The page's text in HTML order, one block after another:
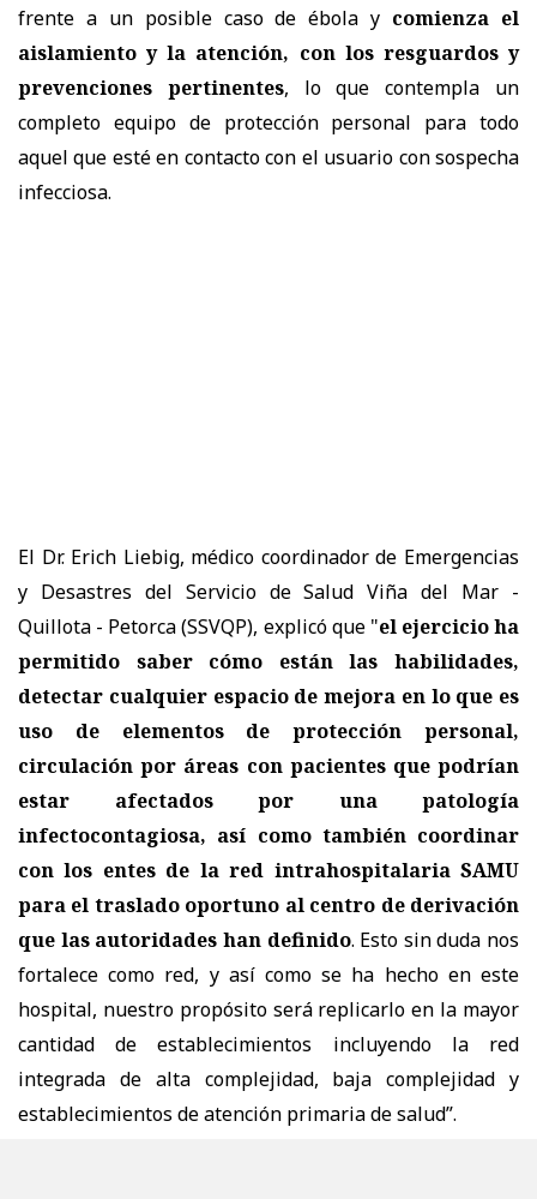
frente a un posible caso de ébola y comienza el
aislamiento y la atención, con los resguardos y
prevenciones pertinentes, lo que contempla un
completo equipo de protección personal para todo
aquel que esté en contacto con el usuario con sospecha
infecciosa.
El Dr. Erich Liebig, médico coordinador de Emergencias
y Desastres del Servicio de Salud Viña del Mar -
Quillota - Petorca (SSVQP), explicó que "el ejercicio ha
permitido saber cómo están las habilidades,
detectar cualquier espacio de mejora en lo que es
uso de elementos de protección personal,
circulación por áreas con pacientes que podrían
estar afectados por una patología
infectocontagiosa, así como también coordinar
con los entes de la red intrahospitalaria SAMU
para el traslado oportuno al centro de derivación
que las autoridades han definido. Esto sin duda nos
fortalece como red, y así como se ha hecho en este
hospital, nuestro propósito será replicarlo en la mayor
cantidad de establecimientos incluyendo la red
integrada de alta complejidad, baja complejidad y
establecimientos de atención primaria de salud”.